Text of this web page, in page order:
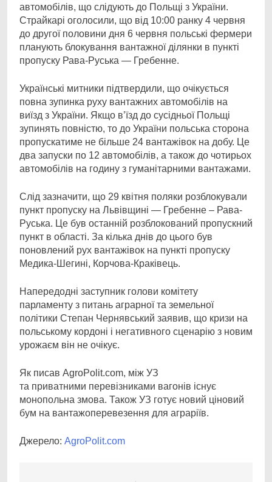
автомобілів, що слідують до Польщі з України.
Страйкарі оголосили, що від 10:00 ранку 4 червня
до другої половини дня 6 червня польські фермери
планують блокування вантажної ділянки в пункті
пропуску Рава-Руська — Гребенне.
Українські митники підтвердили, що очікується
повна зупинка руху вантажних автомобілів на
виїзд з України. Якщо в’їзд до сусідньої Польщі
зупинять повністю, то до України польська сторона
пропускатиме не більше 24 вантажівок на добу. Це
два запуски по 12 автомобілів, а також до чотирьох
автомобілів на годину з гуманітарними вантажами.
Слід зазначити, що 29 квітня поляки розблокували
пункт пропуску на Львівщині — Гребенне – Рава-
Руська. Це був останній розблокований пропускний
пункт в області. За кілька днів до цього був
поновлений рух вантажівок на пункті пропуску
Медика-Шегині, Корчова-Краківець.
Напередодні заступник голови комітету
парламенту з питань аграрної та земельної
політики Степан Чернявський заявив, що кризи на
польському кордоні і негативного сценарію з новим
урожаєм він не очікує.
Як писав AgroPolit.com, між УЗ
та приватними перевізниками вагонів існує
монопольна змова. Також УЗ готує новий ціновий
бум на вантажоперевезення для аграріїв.
Джерело: AgroPolit.com